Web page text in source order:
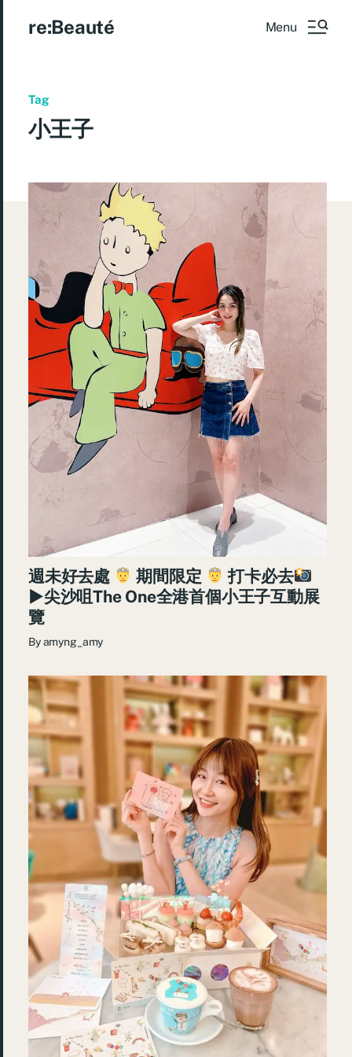
re:Beauté Menu
Tag
小王子
週未好去處 期間限定
打卡必去
►尖沙咀The One全港首個小王子互動展
覽
Byamyng_amy